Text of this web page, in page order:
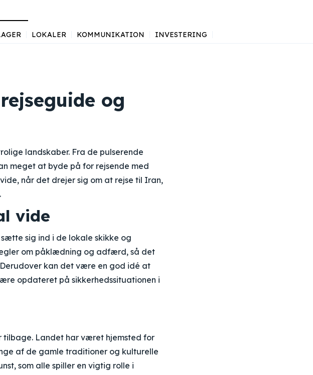
LOKALER KOMMUNIKATION INVESTERING
og
landskaber. Fra de pulserende
meget at byde på for rejsende med
når det drejer sig om at rejse til Iran,
vide
sig ind i de lokale skikke og
om påklædning og adfærd, så det
kan det være en god idé at
opdateret på sikkerhedssituationen i
tilbage. Landet har været hjemsted for
af de gamle traditioner og kulturelle
som alle spiller en vigtig rolle i